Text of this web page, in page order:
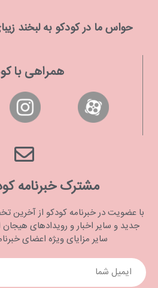
حواس ما در كودكو به لبخند
همراهی با
مشترک خبرنامه
با عضویت در خبرنامه کودکو از آخرین
جدید و سایر اخبار و رویدادهای هیجان
سایر مزایای ویژه اعضای